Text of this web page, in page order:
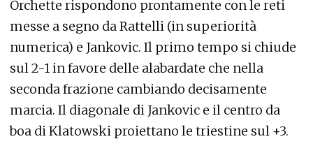
Orchette rispondono prontamente con le reti
messe a segno da Rattelli (in superiorità
numerica) e Jankovic. Il primo tempo si chiude
sul 2-1 in favore delle alabardate che nella
seconda frazione cambiando decisamente
marcia. Il diagonale di Jankovic e il centro da
boa di Klatowski proiettano le triestine sul +3.